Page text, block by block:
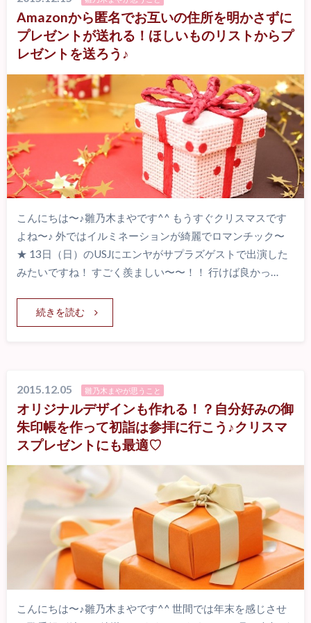
Amazonから匿名でお互いの住所を明かさずに
プレゼントが送れる！ほしいものリストからプ
レゼントを送ろう♪
こんにちは〜♪雛乃木まやです^^ もうすぐクリスマスです
よね〜♪ 外ではイルミネーションが綺麗でロマンチック〜
★ 13日（日）のUSJにエンヤがサプラズゲストで出演した
みたいですね！ すごく羨ましい〜〜！！ 行けば良かっ…
続きを読む
2015.12.05 雛乃木まやが思うこと
オリジナルデザインも作れる！？自分好みの御
朱印帳を作って初詣は参拝に行こう♪クリスマ
スプレゼントにも最適♡
こんにちは〜♪雛乃木まやです^^ 世間では年末を感じさせ